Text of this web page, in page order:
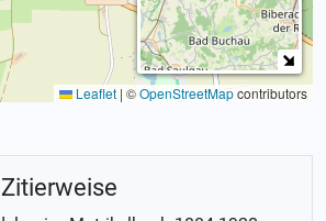
Leaflet | ©OpenStreetMapcontributors